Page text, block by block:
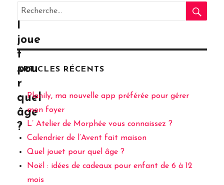
l’article
Que
l
joue
t
pou
r
quel
âge
?
Recherche
pour
:
ARTICLES RÉCENTS
Planily, ma nouvelle app préférée pour gérer
mon foyer
L’ Atelier de Morphée vous connaissez ?
Calendrier de l’Avent fait maison
Quel jouet pour quel âge ?
Noël : idées de cadeaux pour enfant de 6 à 12
mois